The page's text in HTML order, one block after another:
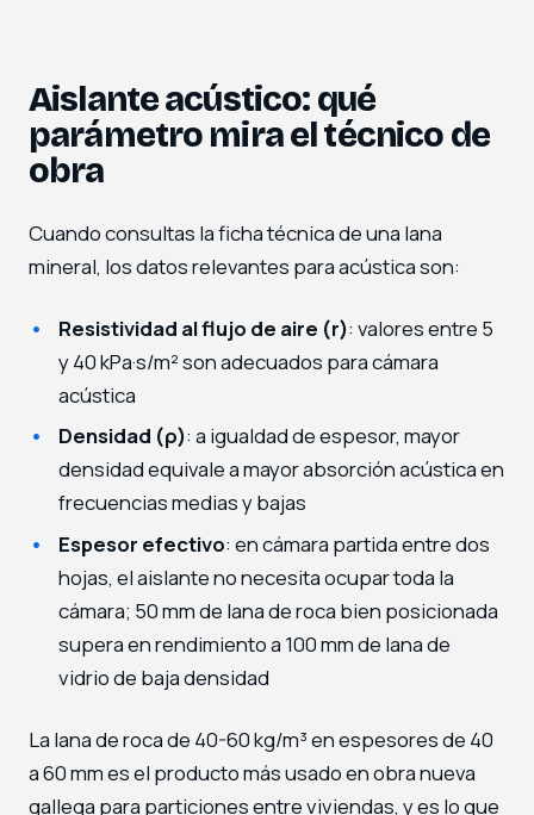
Aislante acústico: qué
parámetro mira el técnico de
obra
Cuando consultas la ficha técnica de una lana
mineral, los datos relevantes para acústica son:
Resistividad al flujo de aire (r): valores entre 5
y 40 kPa·s/m² son adecuados para cámara
acústica
Densidad (ρ): a igualdad de espesor, mayor
densidad equivale a mayor absorción acústica en
frecuencias medias y bajas
Espesor efectivo: en cámara partida entre dos
hojas, el aislante no necesita ocupar toda la
cámara; 50 mm de lana de roca bien posicionada
supera en rendimiento a 100 mm de lana de
vidrio de baja densidad
La lana de roca de 40-60 kg/m³ en espesores de 40
a 60 mm es el producto más usado en obra nueva
gallega para particiones entre viviendas, y es lo que